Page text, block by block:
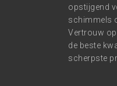
opstijgend
schimmels
Vertrouw
de beste
scherpste